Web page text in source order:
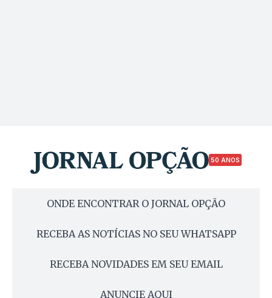
50 ANOS
ONDE ENCONTRAR O JORNAL OPÇÃO
RECEBA AS NOTÍCIAS NO SEU WHATSAPP
RECEBA NOVIDADES EM SEU EMAIL
ANUNCIE AQUI